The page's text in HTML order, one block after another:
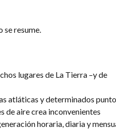
se resume.
lugares de La Tierra –y de
atláticas y determinados
de aire crea inconvenientes
horaria, diaria y